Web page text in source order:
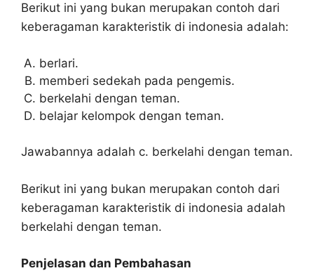
Berikut ini yang bukan merupakan contoh dari
keberagaman karakteristik di indonesia adalah:
berlari.
memberi sedekah pada pengemis.
berkelahi dengan teman.
belajar kelompok dengan teman.
Jawabannya adalah c. berkelahi dengan teman.
Berikut ini yang bukan merupakan contoh dari
keberagaman karakteristik di indonesia adalah
berkelahi dengan teman.
Penjelasan dan Pembahasan